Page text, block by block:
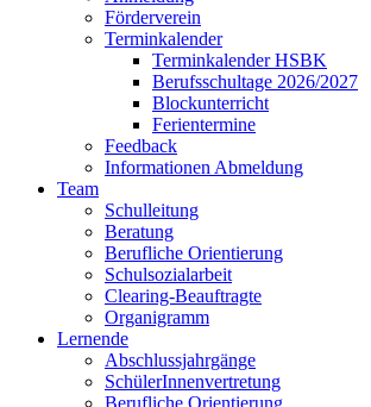
Förderverein
Terminkalender
Terminkalender HSBK
Berufsschultage 2026/2027
Blockunterricht
Ferientermine
Feedback
Informationen Abmeldung
Team
Schulleitung
Beratung
Berufliche Orientierung
Schulsozialarbeit
Clearing-Beauftragte
Organigramm
Lernende
Abschlussjahrgänge
SchülerInnenvertretung
Berufliche Orientierung